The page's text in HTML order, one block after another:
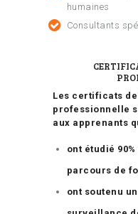
humaines
Consultants
Les certificats
professionnelle
aux apprenants
ont étudié
parcours de
ont soutenu